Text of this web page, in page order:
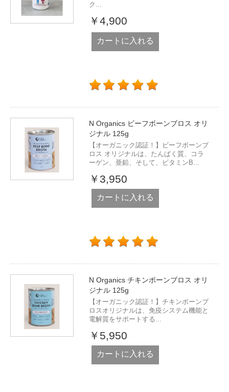
ク...
￥4,900
カートに入れる
N Organics ビーフボーンブロス オリ
ジナル 125g
【オーガニック認証！】ビーフボーンブ
ロス オリジナルは、たんぱく質、コラ
ーゲン、亜鉛、そして、ビタミンB...
￥3,950
カートに入れる
N Organics チキンボーンブロス オリ
ジナル 125g
【オーガニック認証！】チキンボーンブ
ロスオリジナルは、免疫システム機能と
電解質をサポートする...
￥5,950
カートに入れる